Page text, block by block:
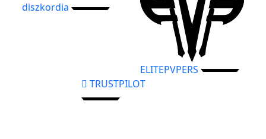
diszkordia
ELITEPVPERS
TRUSTPILOT